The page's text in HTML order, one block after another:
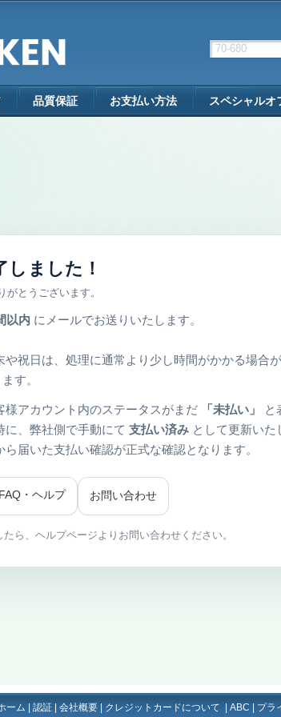
品質保証 お支払い方法 スペシャルオ
しました！
がとうございます。
以内 にメールでお送りいたします。
や祝日は、処理に通常より少し時間がかかる場合
す。
様アカウント内のステータスがまだ 「未払い」
と
に、弊社側で手動にて 支払い済み として更新いた
ら届いた支払い確認が正式な確認となります。
FAQ・ヘルプ お問い合わせ
ら、ヘルプページよりお問い合わせください。
ーム 認証 会社概要 クレジットカードについて ABC プラ